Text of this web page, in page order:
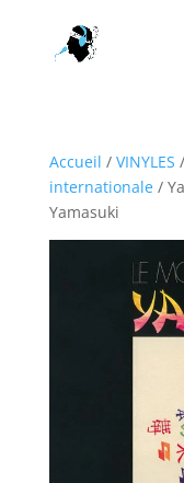
Accueil / VINYLES /
internationale/
Yamasuki